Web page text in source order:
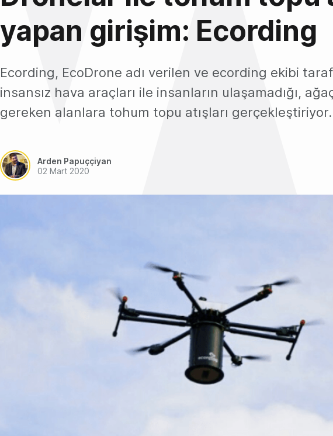
yapan girişim: Ecording
Ecording, EcoDrone adı verilen ve ecording ekibi
insansız hava araçları ile insanların ulaşamadığı,
gereken alanlara tohum topu atışları gerçekleştiriyor.
Arden Papuççiyan
02 Mart 2020